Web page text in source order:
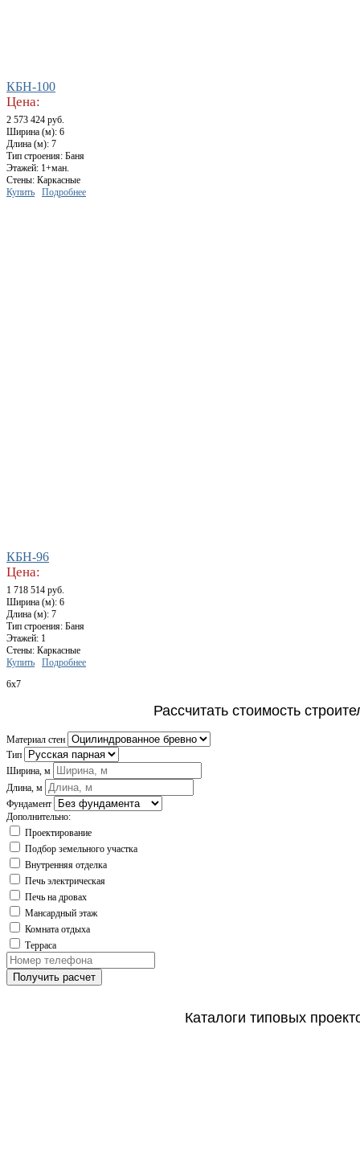
КБН-100
Цена:
2 573 424 руб.
Ширина (м): 6
Длина (м): 7
Тип строения: Баня
Этажей: 1+ман.
Стены: Каркасные
Купить
Подробнее
КБН-96
Цена:
1 718 514 руб.
Ширина (м): 6
Длина (м): 7
Тип строения: Баня
Этажей: 1
Стены: Каркасные
Купить
Подробнее
6x7
Рассчитать стоимость
Материал стен
Тип
Ширина, м
Длина, м
Фундамент
Дополнительно:
Проектирование
Подбор земельного участка
Внутренняя отделка
Печь электрическая
Печь на дровах
Мансардный этаж
Комната отдыха
Терраса
Получить расчет
Каталоги типовых